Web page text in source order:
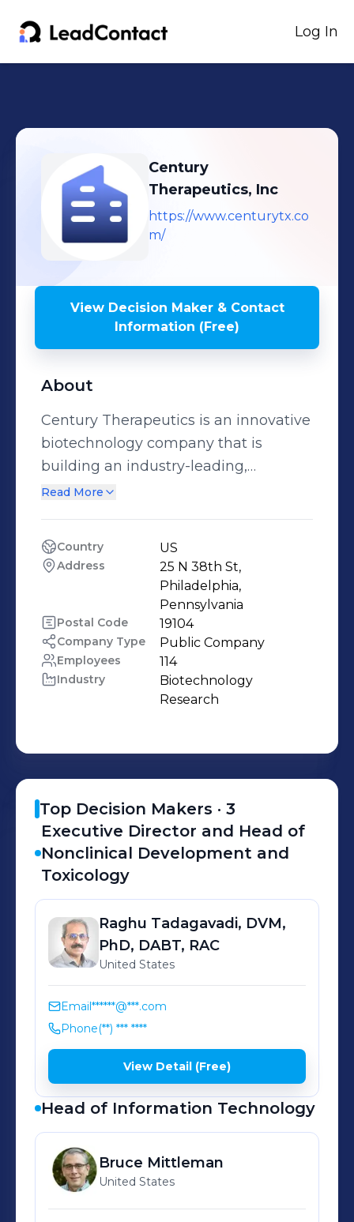
Log In
Century
Therapeutics, Inc
https://www.centurytx.co
m/
View Decision Maker & Contact
Information (Free)
About
Century Therapeutics is an innovative
biotechnology company that is
building an industry-leading,
allogeneic, iPSC-derived cell therapy
technical development and
manufacturing capabilities to
generate allogeneic, iPSC-derived
therapies for autoimmune diseases
and cancer.​ Please note: Century
Therapeutics does not solicit
prospective Colleagues directly via
Read More
Country US
Address
25 N 38th St,
Philadelphia,
Pennsylvania
Postal Code 19104
Company Type Public Company
Employees 114
Industry
Biotechnology
Research
Top Decision Makers · 3
Executive Director and Head of
Nonclinical Development and
Toxicology
Raghu Tadagavadi, DVM,
PhD, DABT, RAC
United States
Email******@***.com
Phone(**) *** ****
View Detail (Free)
Head of Information Technology
Bruce Mittleman
United States